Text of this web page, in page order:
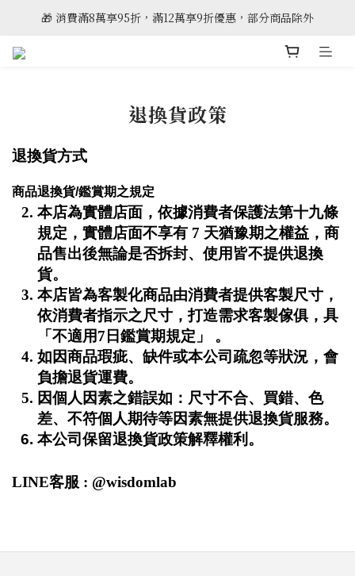
🎈雲林斗六門市全新開幕
🎁 消費滿8萬享95折，滿12萬享9折優惠，部分商品除外
退換貨政策
退換貨方式
商品退換貨/鑑賞期之規定
本店為實體店面，依據消費者保護法第十九條
規定，實體店面不享有 7 天猶豫期之權益，商
品售出後無論是否拆封、使用皆不提供退換
貨。
本店皆為客製化商品由消費者提供客製尺寸，
依消費者指示之尺寸，打造需求客製傢俱，具
「不適用7日鑑賞期規定」 。
如因商品瑕疵、缺件或本公司疏忽等狀況，會
負擔退貨運費。
因個人因素之錯誤如：尺寸不合、買錯、色
差、不符個人期待等因素無提供退換貨服務。
本公司保留退換貨政策解釋權利。
LINE客服 : @wisdomlab